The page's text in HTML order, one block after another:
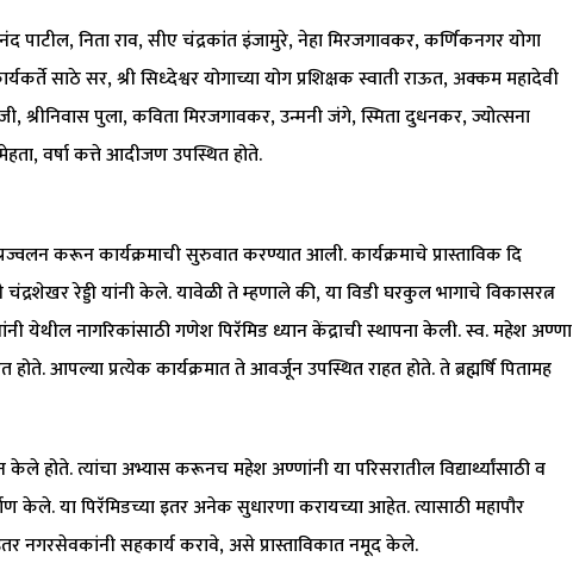
पाटील, निता राव, सीए चंद्रकांत इंजामुरे, नेहा मिरजगावकर, कर्णिकनगर योगा
साठे सर, श्री सिध्देश्वर योगाच्या योग प्रशिक्षक स्वाती राऊत, अक्कम महादेवी
श्रीनिवास पुला, कविता मिरजगावकर, उन्मनी जंगे, स्मिता दुधनकर, ज्योत्सना
वर्षा कत्ते आदीजण उपस्थित होते.
करून कार्यक्रमाची सुरुवात करण्यात आली. कार्यक्रमाचे प्रास्ताविक दि
चंद्रशेखर रेड्डी यांनी केले. यावेळी ते म्हणाले की, या विडी घरकुल भागाचे विकासरत्न
येथील नागरिकांसाठी गणेश पिरॅमिड ध्यान केंद्राची स्थापना केली. स्व. महेश अण्णा
आपल्या प्रत्येक कार्यक्रमात ते आवर्जून उपस्थित राहत होते. ते ब्रह्मर्षि पितामह
केले होते. त्यांचा अभ्यास करूनच महेश अण्णांनी या परिसरातील विद्यार्थ्यांसाठी व
केले. या पिरॅमिडच्या इतर अनेक सुधारणा करायच्या आहेत. त्यासाठी महापौर
नगरसेवकांनी सहकार्य करावे, असे प्रास्ताविकात नमूद केले.